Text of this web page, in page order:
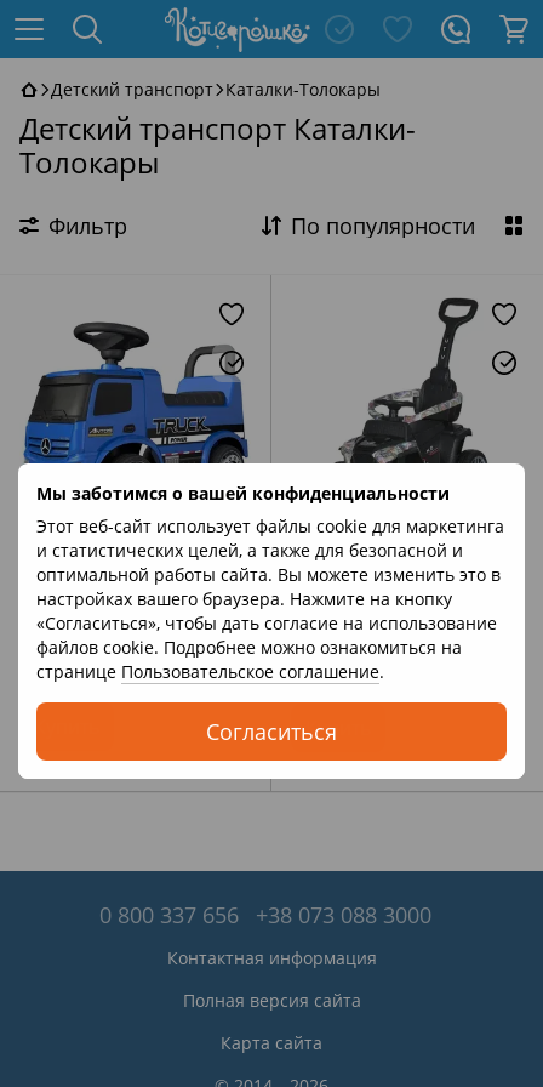
Мы заботимся о вашей конфиденциальности
Этот веб-сайт использует файлы cookie для маркетинга
и статистических целей, а также для безопасной и
оптимальной работы сайта. Вы можете изменить это в
настройках вашего браузера. Нажмите на кнопку
«Согласиться», чтобы дать согласие на использование
файлов cookie. Подробнее можно ознакомиться на
странице Пользовательское соглашение.
Согласиться
Детский транспорт Каталки-Толокары
Детский транспорт Каталки-
Толокары
Фильтр По популярности
Bambi
Детская каталка-толокар
Mercedes (машинка, музыка,
на батарейке) Грузовик Bambi
656-4 Синий
2 030 грн 2 743 грн
В наличии
Артикул: M 5731EL-1
Bambi
Каталка-толокар с
родительской ручкой
(музыка, свет, USB, bluetooth)
Джип Bambi M 5731EL-1 Белый
2 845 грн
В наличии
Купить
0 800 337 656 +38 073 088 3000
Контактная информация
Полная версия сайта
Карта сайта